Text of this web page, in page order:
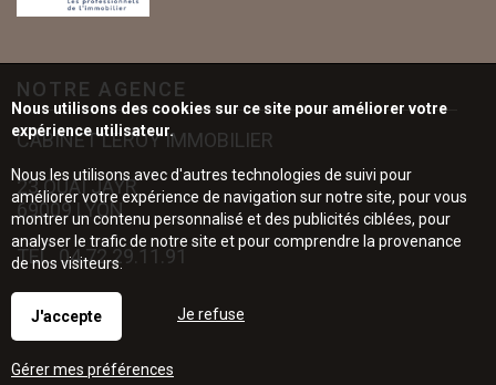
NOTRE AGENCE
CABINET LEROY IMMOBILIER
23 QUAI JAYR
69009 LYON
TÉL.04.72.29.11.91
Nous utilisons des cookies sur ce site pour améliorer votre
expérience utilisateur.
Nous les utilisons avec d'autres technologies de suivi pour
améliorer votre expérience de navigation sur notre site, pour vous
montrer un contenu personnalisé et des publicités ciblées, pour
analyser le trafic de notre site et pour comprendre la provenance
de nos visiteurs.
J'accepte Je refuse
Gérer mes préférences